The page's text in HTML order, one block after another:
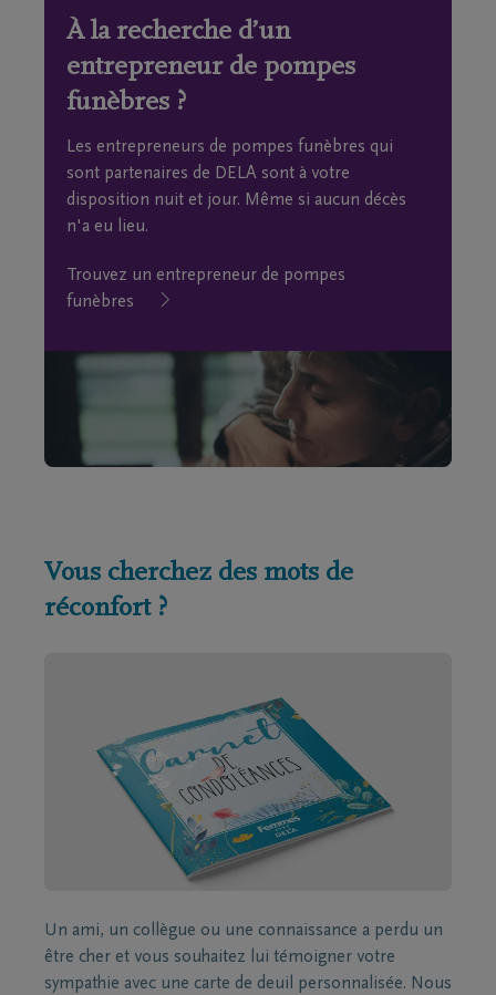
À la recherche d’un
entrepreneur de pompes
funèbres ?
Les entrepreneurs de pompes funèbres qui
sont partenaires de DELA sont à votre
disposition nuit et jour. Même si aucun décès
n'a eu lieu.
Trouvez un entrepreneur de pompes
funèbres
Vous cherchez des mots de
réconfort ?
Un ami, un collègue ou une connaissance a perdu un
être cher et vous souhaitez lui témoigner votre
sympathie avec une carte de deuil personnalisée. Nous